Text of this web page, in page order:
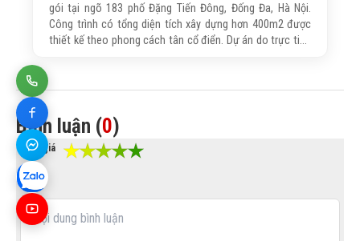
gói tại ngõ 183 phố Đặng Tiến Đông, Đống Đa, Hà Nội.
Công trình có tổng diện tích xây dựng hơn 400m2 được
thiết kế theo phong cách tân cổ điển. Dự án do trực tiếp
Bình luận (0)
Đánh giá